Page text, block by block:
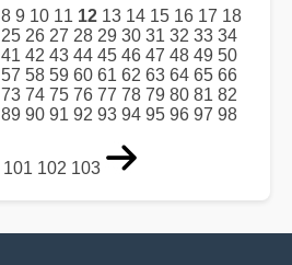
8 9 10 11 12 13 14 15 16 17 18
25 26 27 28 29 30 31 32 33 34
41 42 43 44 45 46 47 48 49 50
57 58 59 60 61 62 63 64 65 66
73 74 75 76 77 78 79 80 81 82
89 90 91 92 93 94 95 96 97 98
101 102 103